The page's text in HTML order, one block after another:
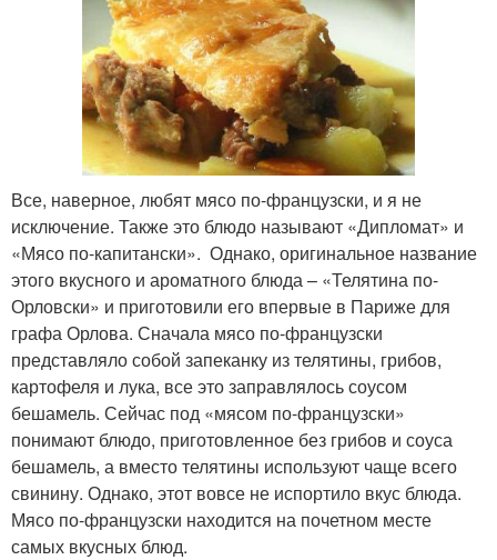
Все, наверное, любят мясо по-французски, и я не
исключение. Также это блюдо называют «Дипломат» и
«Мясо по-капитански». Однако, оригинальное название
этого вкусного и ароматного блюда – «Телятина по-
Орловски» и приготовили его впервые в Париже для
графа Орлова. Сначала мясо по-французски
представляло собой запеканку из телятины, грибов,
картофеля и лука, все это заправлялось соусом
бешамель. Сейчас под «мясом по-французски»
понимают блюдо, приготовленное без грибов и соуса
бешамель, а вместо телятины используют чаще всего
свинину. Однако, этот вовсе не испортило вкус блюда.
Мясо по-французски находится на почетном месте
самых вкусных блюд.